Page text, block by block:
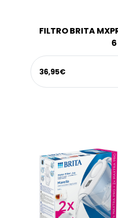
FILTRO BRITA
6
36,95€